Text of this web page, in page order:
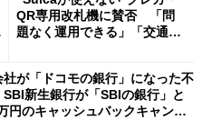
QR専用改札機に賛否 「問
題なく運用できる」「交通系I
社が「ドコモの銀行」になった不
新生銀行が「SBIの銀行」と
円のキャッシュバックキャンペ